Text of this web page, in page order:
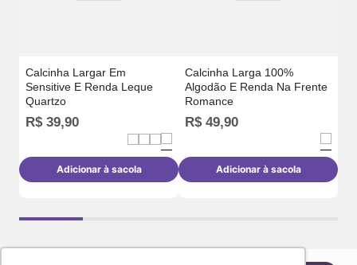
Calcinha Largar Em
Sensitive E Renda Leque
Quartzo
R$ 39,90
Adicionar à sacola
Calcinha Larga 100%
Algodão E Renda Na Frente
Romance
R$ 49,90
Adicionar à sacola